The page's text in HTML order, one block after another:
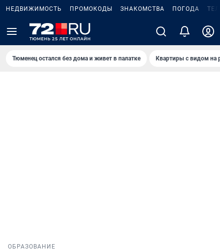
НЕДВИЖИМОСТЬ ПРОМОКОДЫ ЗНАКОМСТВА ПОГОДА
Тюменец остался без дома и живет в палатке Квартиры с видом на
ОБРАЗОВАНИЕ